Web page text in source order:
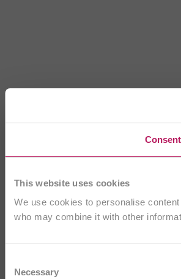
Consent
This website uses cookies
We use cookies to personalise
who may combine it with other
Selection
Necessary